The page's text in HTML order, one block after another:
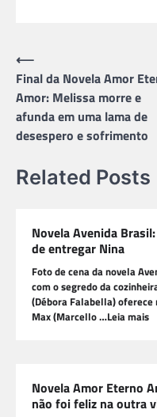
Navegação
de
Post
⟵
Final da Novela Amor
Amor: Melissa morre e
afunda em uma lama de
desespero e sofrimento
Related Posts
Novela Avenida
de entregar Nina
Foto de cena da novela
com o segredo da
(Débora Falabella)
Max (Marcello …Leia mais
Novela Amor Eterno
não foi feliz na outra